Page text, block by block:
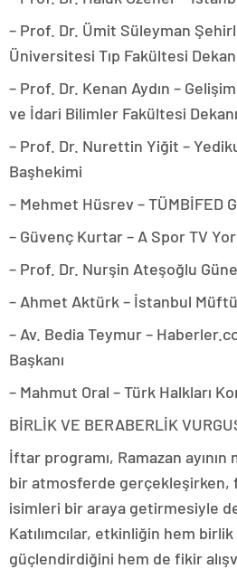
– Prof. Dr. Ümit Süleyman
Üniversitesi Tıp Fakültesi
– Prof. Dr. Kenan Aydın –
ve İdari Bilimler Fakültesi Dekanı
– Prof. Dr. Nurettin Yiğit –
Başhekimi
– Mehmet Hüsrev – TÜMBİFED
– Güvenç Kurtar – A Spor TV
– Prof. Dr. Nurşin Ateşoğlu
– Ahmet Aktürk – İstanbul Müftü
– Av. Bedia Teymur –
Başkanı
– Mahmut Oral – Türk Halkları
BİRLİK VE BERABERLİK
İftar programı, Ramazan
bir atmosferde gerçekleşirken,
isimleri bir araya getirmesiyle
Katılımcılar, etkinliğin hem
güçlendirdiğini hem de fikir